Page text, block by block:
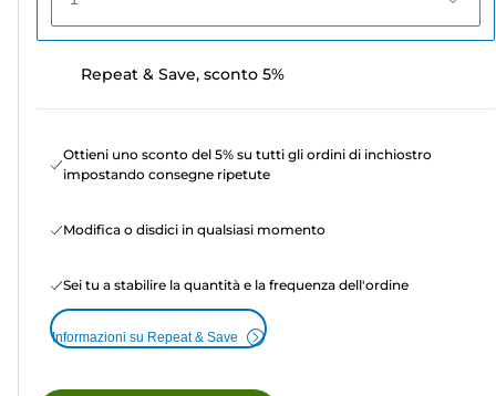
Repeat & Save, sconto 5%
Ottieni uno sconto del 5% su tutti gli ordini di inchiostro
impostando consegne ripetute
Modifica o disdici in qualsiasi momento
Sei tu a stabilire la quantità e la frequenza dell'ordine
Informazioni su Repeat & Save